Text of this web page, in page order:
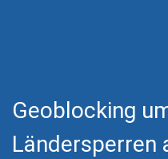
Geoblocking
Ländersperren